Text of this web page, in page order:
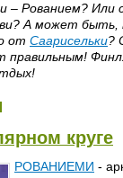
– Рованием? Или
А может быть,
от Саарисельки?
правильным!
круге
РОВАНИЕМИ -